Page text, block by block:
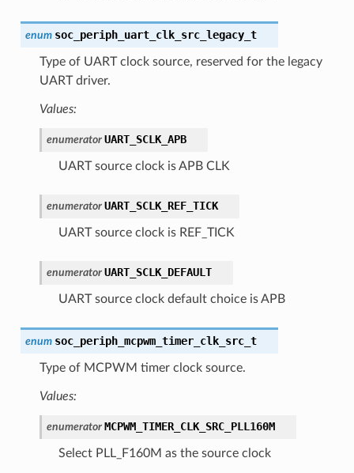
enum soc_periph_uart_clk_src_legacy_t
Type of UART clock source, reserved for the legacy
UART driver.
Values:
enumerator UART_SCLK_APB
UART source clock is APB CLK
enumerator UART_SCLK_REF_TICK
UART source clock is REF_TICK
enumerator UART_SCLK_DEFAULT
UART source clock default choice is APB
enum soc_periph_mcpwm_timer_clk_src_t
Type of MCPWM timer clock source.
Values:
enumerator MCPWM_TIMER_CLK_SRC_PLL160M
Select PLL_F160M as the source clock